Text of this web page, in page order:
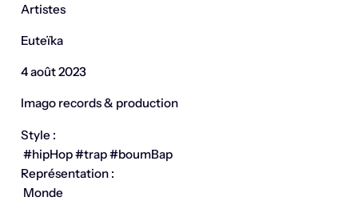
Artistes
Euteïka
4 août 2023
Imago records & production
Style :
#hipHop #trap #boumBap
Représentation :
Monde